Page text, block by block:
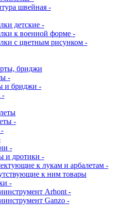
швейная -
детские -
к военной форме -
с цветным рисунком -
бриджи
-
и бриджи -
-
-
-
и дротики -
к лукам и арбалетам -
к ним товары
-
Arhont -
Ganzo -